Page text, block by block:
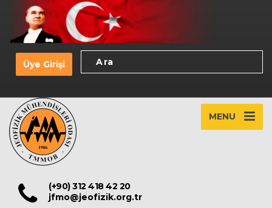
Üye Girişi
MENU
(+90) 312 418 42 20
jfmo@jeofizik.org.tr